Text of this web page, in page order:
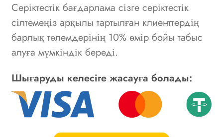
Серіктестік бағдарлама сізге серіктестік
сілтемеңіз арқылы тартылған клиенттердің
барлық төлемдерінің 10% өмір бойы табыс
алуға мүмкіндік береді.
Шығаруды келесіге жасауға болады: